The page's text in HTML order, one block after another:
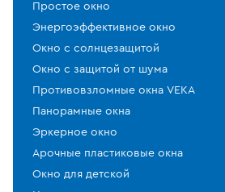
Простое окно
Энергоэффективное окно
Окно с солнцезащитой
Окно с защитой от шума
Противовзломные окна VEKA
Панорамные окна
Эркерное окно
Арочные пластиковые окна
Окно для детской